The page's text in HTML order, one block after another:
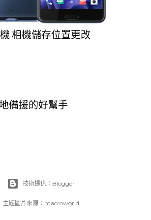
相機儲存位置更改
備援的好幫手
技術提供：Blogger
主題圖片來源： macroworld